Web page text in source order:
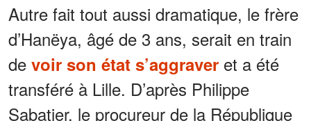
Autre fait tout aussi dramatique, le frère
d’Hanëya, âgé de 3 ans, serait en train
de voir son état s’aggraver et a été
transféré à Lille. D’après Philippe
Sabatier, le procureur de la République